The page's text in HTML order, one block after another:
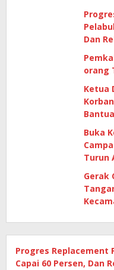
Dan
orang
Ketua
Buka
Turun
Gerak
Progres Replacement
Capai 60 Persen, Dan